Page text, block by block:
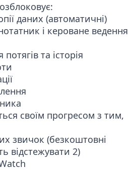
даних (автоматичні)
і кероване ведення
та історія
своїм прогресом з тим,
звичок (безкоштовні
відстежувати 2)